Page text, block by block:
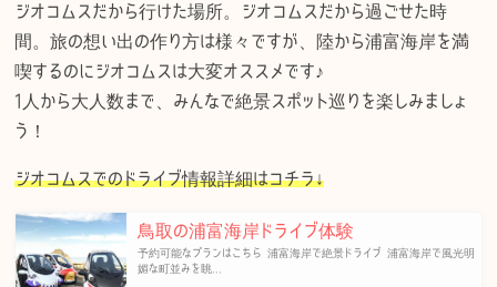
ジオコムスだから行けた場所。ジオコムスだから過ごせた時
間。旅の想い出の作り方は様々ですが、陸から浦富海岸を満
喫するのにジオコムスは大変オススメです♪
1人から大人数まで、みんなで絶景スポット巡りを楽しみましょ
う！
ジオコムスでのドライブ情報詳細はコチラ↓
鳥取の浦富海岸ドライブ体験
予約可能なプランはこちら 浦富海岸で絶景ドライブ 浦富海岸で風光明
媚な町並みを眺...